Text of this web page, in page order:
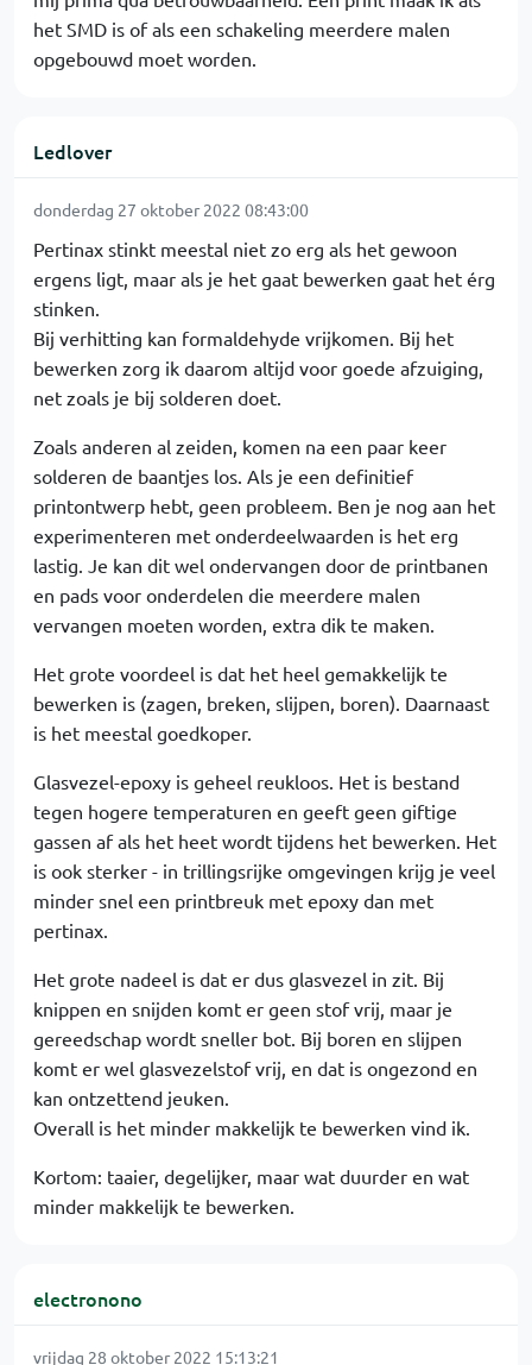
het SMD is of als een schakeling meerdere malen
opgebouwd moet worden.
Ledlover
donderdag 27 oktober 2022 08:43:00
Pertinax stinkt meestal niet zo erg als het gewoon
ergens ligt, maar als je het gaat bewerken gaat het érg
stinken.
Bij verhitting kan formaldehyde vrijkomen. Bij het
bewerken zorg ik daarom altijd voor goede afzuiging,
net zoals je bij solderen doet.
Zoals anderen al zeiden, komen na een paar keer
solderen de baantjes los. Als je een definitief
printontwerp hebt, geen probleem. Ben je nog aan het
experimenteren met onderdeelwaarden is het erg
lastig. Je kan dit wel ondervangen door de printbanen
en pads voor onderdelen die meerdere malen
vervangen moeten worden, extra dik te maken.
Het grote voordeel is dat het heel gemakkelijk te
bewerken is (zagen, breken, slijpen, boren). Daarnaast
is het meestal goedkoper.
Glasvezel-epoxy is geheel reukloos. Het is bestand
tegen hogere temperaturen en geeft geen giftige
gassen af als het heet wordt tijdens het bewerken. Het
is ook sterker - in trillingsrijke omgevingen krijg je veel
minder snel een printbreuk met epoxy dan met
pertinax.
Het grote nadeel is dat er dus glasvezel in zit. Bij
knippen en snijden komt er geen stof vrij, maar je
gereedschap wordt sneller bot. Bij boren en slijpen
komt er wel glasvezelstof vrij, en dat is ongezond en
kan ontzettend jeuken.
Overall is het minder makkelijk te bewerken vind ik.
Kortom: taaier, degelijker, maar wat duurder en wat
minder makkelijk te bewerken.
electronono
vrijdag 28 oktober 2022 15:13:21